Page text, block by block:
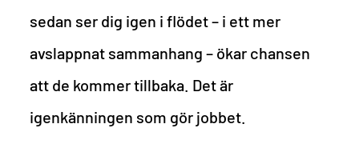
sedan ser dig igen i flödet – i ett mer
avslappnat sammanhang – ökar chansen
att de kommer tillbaka. Det är
igenkänningen som gör jobbet.